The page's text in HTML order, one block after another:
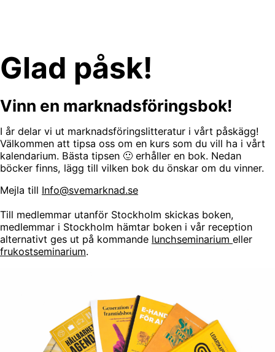
Glad påsk!
Vinn en marknadsföringsbok!
I år delar vi ut marknadsföringslitteratur i vårt påskägg!
Välkommen att tipsa oss om en kurs som du vill ha i vårt
kalendarium. Bästa tipsen 🙂 erhåller en bok. Nedan
böcker finns, lägg till vilken bok du önskar om du vinner.
Mejla till Info@svemarknad.se
Till medlemmar utanför Stockholm skickas boken,
medlemmar i Stockholm hämtar boken i vår reception
alternativt ges ut på kommande lunchseminarium eller
frukostseminarium.